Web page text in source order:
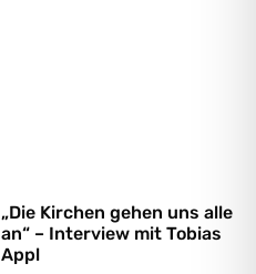
„Die Kirchen gehen uns alle
an“ – Interview mit Tobias
Appl